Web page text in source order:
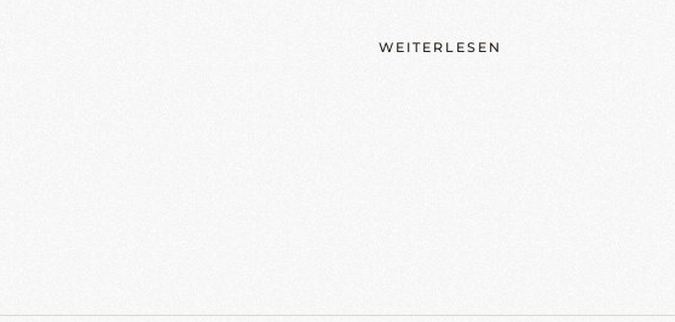
WEITERLESEN